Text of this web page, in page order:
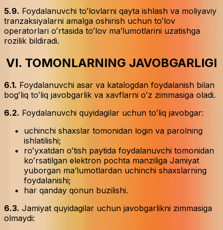
5.9. Foydalanuvchi toʻlovlarni qayta ishlash va moliyaviy
tranzaksiyalarni amalga oshirish uchun toʻlov
operatorlari oʻrtasida toʻlov maʼlumotlarini uzatishga
rozilik bildiradi.
VI. TOMONLARNING JAVOBGARLIGI
6.1. Foydalanuvchi asar va katalogdan foydalanish bilan
bogʻliq toʻliq javobgarlik va xavflarni oʻz zimmasiga oladi.
6.2. Foydalanuvchi quyidagilar uchun toʻliq javobgar:
uchinchi shaxslar tomonidan login va parolning
ishlatilishi;
roʻyxatdan oʻtish paytida foydalanuvchi tomonidan
koʻrsatilgan elektron pochta manziliga Jamiyat
yuborgan maʼlumotlardan uchinchi shaxslarning
foydalanishi;
har qanday qonun buzilishi.
6.3. Jamiyat quyidagilar uchun javobgarlikni zimmasiga
olmaydi: